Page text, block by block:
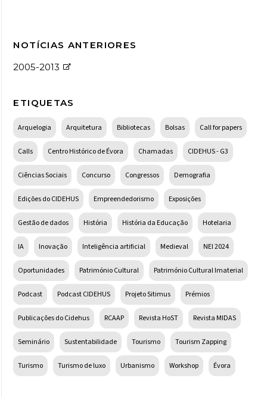
NOTÍCIAS ANTERIORES
2005-2013
ETIQUETAS
Arquelogia Arquitetura Bibliotecas Bolsas Call for papers
Calls Centro Histórico de Évora Chamadas CIDEHUS - G3
Ciências Sociais Concurso Congressos Demografia
Edições do CIDEHUS Empreendedorismo Exposições
Gestão de dados História História da Educação Hotelaria
IA Inovação Inteligência artificial Medieval NEI 2024
Oportunidades Património Cultural Património Cultural Imaterial
Podcast Podcast CIDEHUS Projeto Sitimus Prémios
Publicações do Cidehus RCAAP Revista HoST Revista MIDAS
Seminário Sustentabilidade Tourismo Tourism Zapping
Turismo Turismo de luxo Urbanismo Workshop Évora